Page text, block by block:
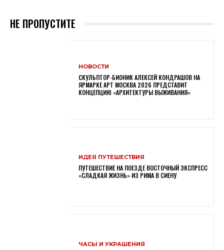
НЕ ПРОПУСТИТЕ
НОВОСТИ
СКУЛЬПТОР-БИОНИК АЛЕКСЕЙ КОНДРАШОВ НА
ЯРМАРКЕ АРТ МОСКВА 2026 ПРЕДСТАВИТ
КОНЦЕПЦИЮ «АРХИТЕКТУРЫ ВЫЖИВАНИЯ»
ИДЕЯ ПУТЕШЕСТВИЯ
ПУТЕШЕСТВИЕ НА ПОЕЗДЕ ВОСТОЧНЫЙ ЭКСПРЕСС
«СЛАДКАЯ ЖИЗНЬ» ИЗ РИМА В СИЕНУ
ЧАСЫ И УКРАШЕНИЯ